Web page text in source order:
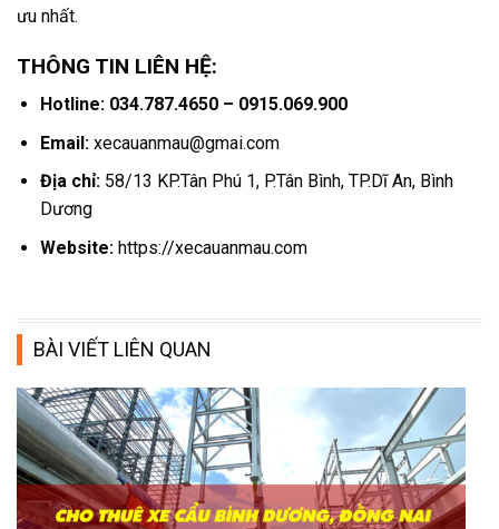
ưu nhất.
THÔNG TIN LIÊN HỆ:
Hotline: 034.787.4650 – 0915.069.900
Email:xecauanmau@gmai.com
Địa chỉ: 58/13 KP.Tân Phú 1, P.Tân Bình, TP.Dĩ An, Bình
Dương
Website: https://xecauanmau.com
BÀI VIẾT LIÊN QUAN